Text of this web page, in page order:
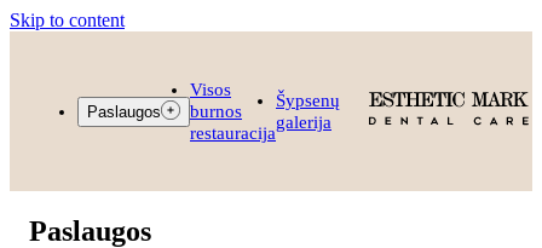
Skip to content
Paslaugos
Visos
burnos
restauracija
Šypsenų
galerija
Paslaugos